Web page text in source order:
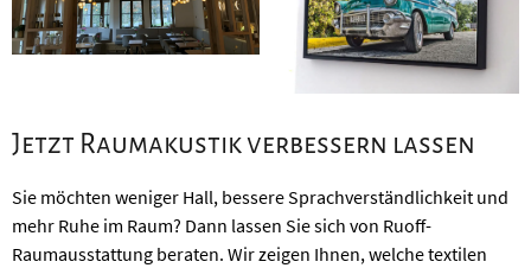
Jetzt Raumakustik verbessern lassen
Sie möchten weniger Hall, bessere Sprachverständlichkeit und
mehr Ruhe im Raum? Dann lassen Sie sich von Ruoff-
Raumausstattung beraten. Wir zeigen Ihnen, welche textilen